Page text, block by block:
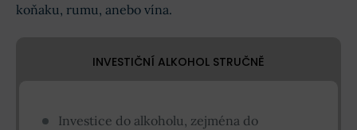
koňaku, rumu, anebo vína.
INVESTIČNÍ ALKOHOL STRUČNĚ
Investice do alkoholu, zejména do